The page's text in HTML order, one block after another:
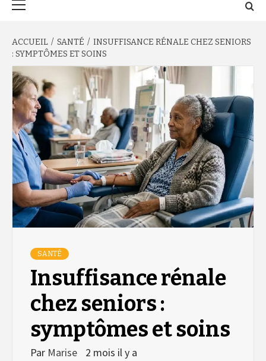
ACCUEIL SANTÉ
INSUFFISANCE RÉNALE CHEZ SENIORS
: SYMPTÔMES ET SOINS
SANTÉ
Insuffisance rénale
chez seniors :
symptômes et soins
Par Marise 2 mois il y a